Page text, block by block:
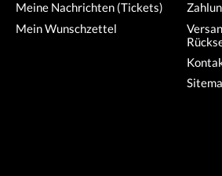
Meine Nachrichten (Tickets)
Mein Wunschzettel